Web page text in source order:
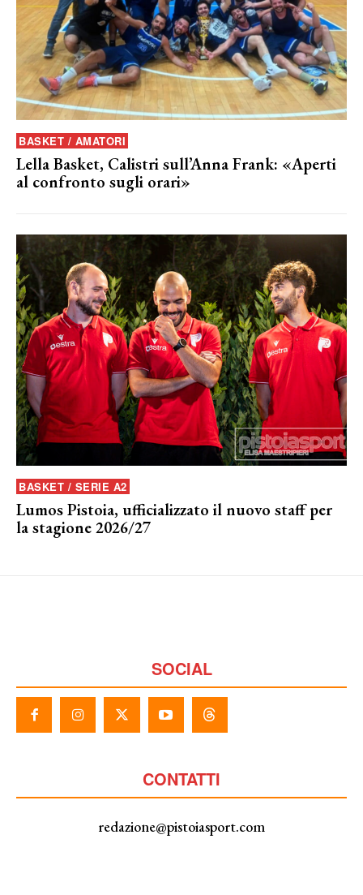
BASKET / AMATORI
Lella Basket, Calistri sull’Anna Frank: «Aperti
al confronto sugli orari»
BASKET / SERIE A2
Lumos Pistoia, ufficializzato il nuovo staff per
la stagione 2026/27
SOCIAL
CONTATTI
redazione@pistoiasport.com